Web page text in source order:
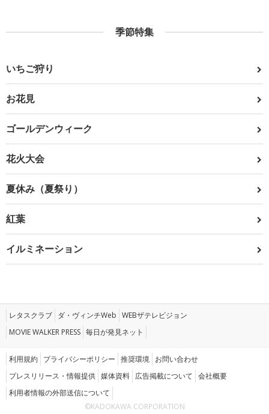
季節特集
いちご狩り
お花見
ゴールデンウィーク
花火大会
夏休み（夏祭り）
紅葉
イルミネーション
レタスクラブ ダ・ヴィンチWeb WEBザテレビジョン
MOVIE WALKER PRESS 毎日が発見ネット
利用規約 プライバシーポリシー 推奨環境 お問い合わせ
プレスリリース・情報提供 媒体資料 広告掲載について 会社概要
利用者情報の外部送信について
©KADOKAWA CORPORATION